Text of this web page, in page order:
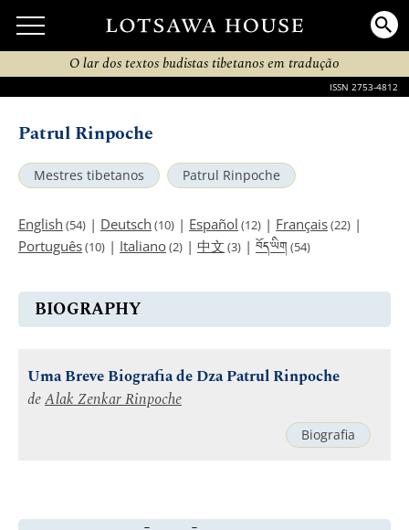
O lar dos textos budistas tibetanos em tradução
ISSN 2753-4812
Patrul Rinpoche
Mestres tibetanos Patrul Rinpoche
English (54) | Deutsch (10) | Español (12) | Français(22) |
Português(10) | Italiano(2) | 中文 (3) | བོད་ཡིག (54)
BIOGRAPHY
Uma Breve Biografia de Dza Patrul Rinpoche
deAlak Zenkar Rinpoche
Biografia